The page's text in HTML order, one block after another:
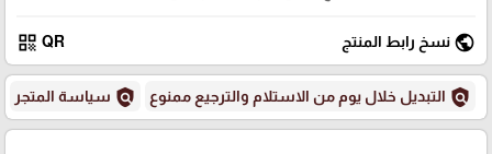
public نسخ رابط المنتج QR
qr_code
policy التبديل خلال يوم من الاستلام والترجيع ممنوع policy سياسة المتجر